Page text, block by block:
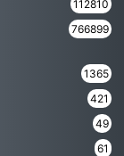
112810
766899
1365
421
49
61